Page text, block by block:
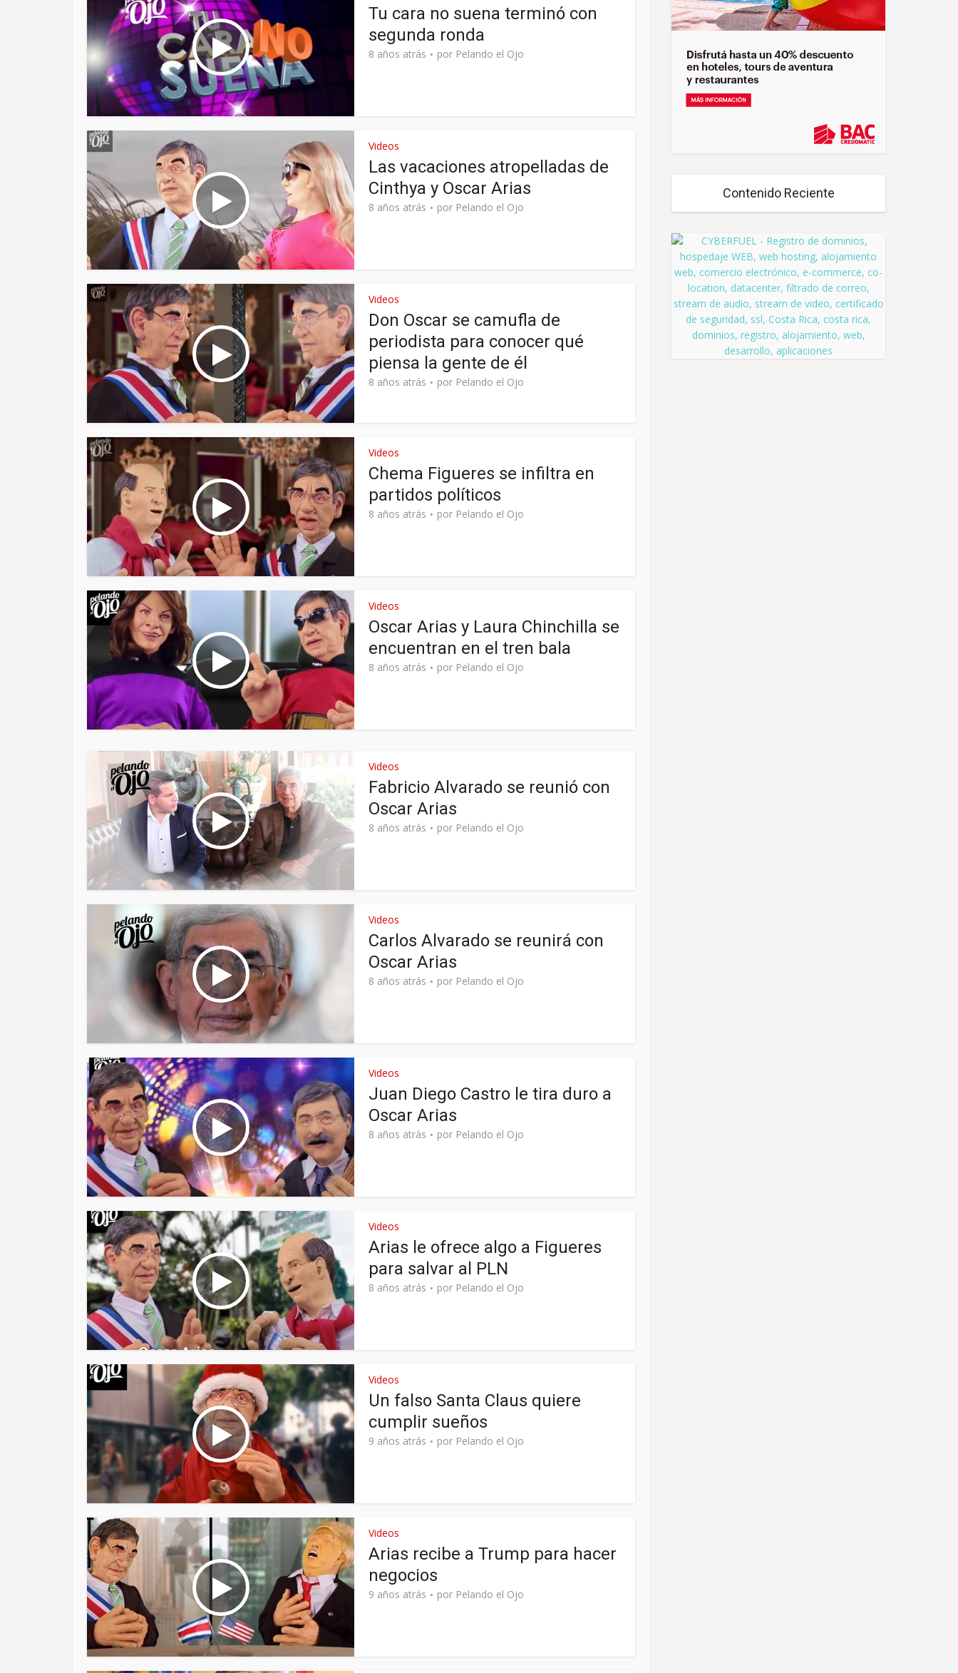
Tu cara no suena terminó con
segunda ronda
8 años atrás por Pelando el Ojo
Videos
Las vacaciones atropelladas de
Cinthya y Oscar Arias
8 años atrás por Pelando el Ojo
Videos
Don Oscar se camufla de
periodista para conocer qué
piensa la gente de él
8 años atrás por Pelando el Ojo
Videos
Chema Figueres se infiltra en
partidos políticos
8 años atrás por Pelando el Ojo
Videos
Oscar Arias y Laura Chinchilla se
encuentran en el tren bala
8 años atrás por Pelando el Ojo
Videos
Fabricio Alvarado se reunió con
Oscar Arias
8 años atrás por Pelando el Ojo
Videos
Carlos Alvarado se reunirá con
Oscar Arias
8 años atrás por Pelando el Ojo
Videos
Juan Diego Castro le tira duro a
Oscar Arias
8 años atrás por Pelando el Ojo
Videos
Arias le ofrece algo a Figueres
para salvar al PLN
8 años atrás por Pelando el Ojo
Videos
Un falso Santa Claus quiere
cumplir sueños
9 años atrás por Pelando el Ojo
Videos
Arias recibe a Trump para hacer
negocios
9 años atrás por Pelando el Ojo
Contenido Reciente